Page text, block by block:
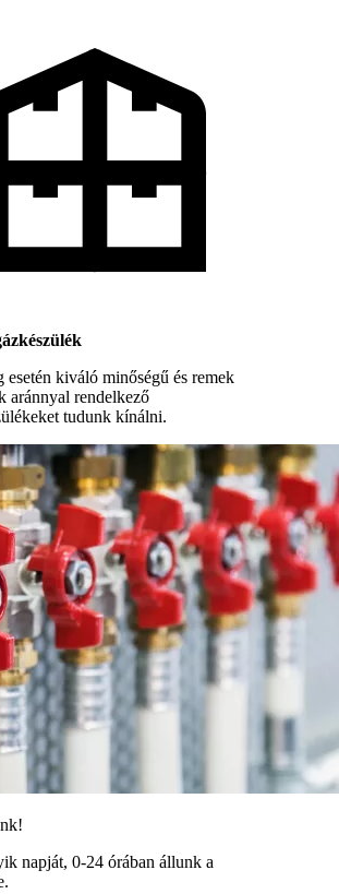
esetén kiváló minőségű és remek
aránnyal rendelkező
tudunk kínálni.
napját, 0-24 órában állunk a